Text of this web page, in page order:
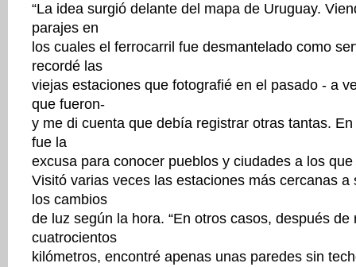
“La idea surgió delante del mapa de Uruguay.
parajes en
los cuales el ferrocarril fue desmantelado como
recordé las
viejas estaciones que fotografié en el pasado - a
que fueron-
y me di cuenta que debía registrar otras tantas.
fue la
excusa para conocer pueblos y ciudades a los
Visitó varias veces las estaciones más cercanas a
los cambios
de luz según la hora. “En otros casos, después de
cuatrocientos
kilómetros, encontré apenas unas paredes sin